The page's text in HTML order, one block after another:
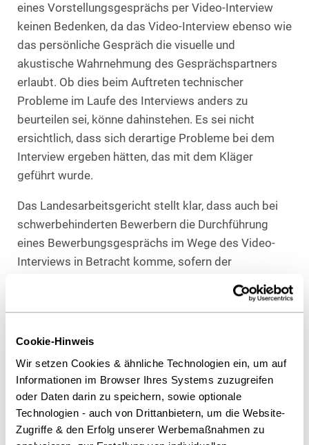
Cookie-Hinweis
Wir setzen Cookies & ähnliche Technologien ein, um auf
Informationen im Browser Ihres Systems zuzugreifen
oder Daten darin zu speichern, sowie optionale
Technologien - auch von Drittanbietern, um die Website-
Zugriffe & den Erfolg unserer Werbemaßnahmen zu
eines Vorstellungsgesprächs per Video-Interview
keinen Bedenken, da das Video-Interview ebenso wie
das persönliche Gespräch die visuelle und
akustische Wahrnehmung des Gesprächspartners
erlaubt. Ob dies beim Auftreten technischer
Probleme im Laufe des Interviews anders zu
beurteilen sei, könne dahinstehen. Es sei nicht
ersichtlich, dass sich derartige Probleme bei dem
Interview ergeben hätten, das mit dem Kläger
geführt wurde.
Das Landesarbeitsgericht stellt klar, dass auch bei
schwerbehinderten Bewerbern die Durchführung
eines Bewerbungsgesprächs im Wege des Video-
Interviews in Betracht komme, sofern der
behinderungsbedingten Einschränkungen aufweise,
erschweren. Derartige Einschränkungen seien im
Die Frage, ob dies anders zu beurteilen wäre, wenn
der Arbeitgeber mit einigen Bewerbern persönliche
Gespräche, mit anderen hingegen nur Video-
Interviews durchgeführt hätte, musste das Gericht